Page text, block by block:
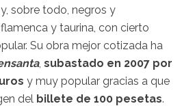
sobre todo, negros y
y taurina, con cierto
Su obra mejor cotizada ha
, subastado en 2007 por
y muy popular gracias a que
del billete de 100 pesetas.